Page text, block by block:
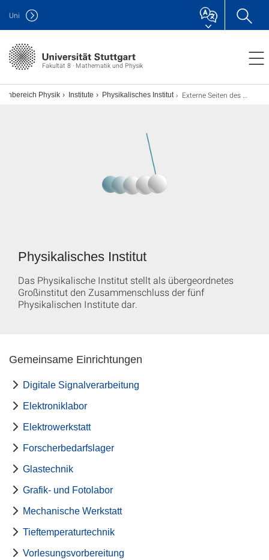
Fakultät 8 · Mathematik und Physik
Uni
Physik Institute Physikalisches Institut Externe Seiten des Physikalischen Instituts
Physikalisches Institut
Das Physikalische Institut stellt als übergeordnetes
Großinstitut den Zusammenschluss der fünf
Physikalischen Institute dar.
Gemeinsame Einrichtungen
Digitale Signalverarbeitung
Elektroniklabor
Elektrowerkstatt
Forscherbedarfslager
Glastechnik
Grafik- und Fotolabor
Mechanische Werkstatt
Tieftemperaturtechnik
Vorlesungsvorbereitung